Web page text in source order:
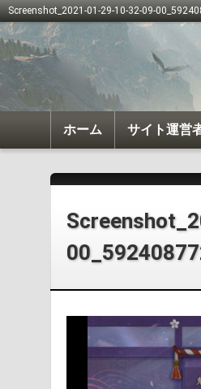
Screenshot_2021-01-29-10-32-09-
ホーム サイト運営